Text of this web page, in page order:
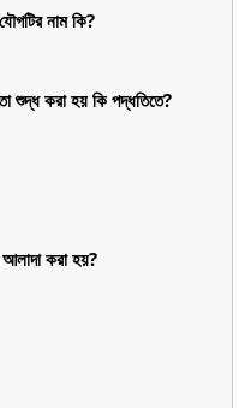
নাম কি?
শুদ্ধ করা হয় কি পদ্ধতিতে?
করা হয়?